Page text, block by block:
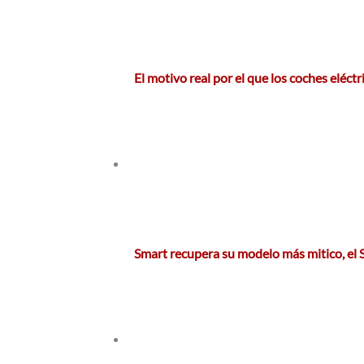
El motivo real por el que los coches
Smart recupera su modelo más mitico, el